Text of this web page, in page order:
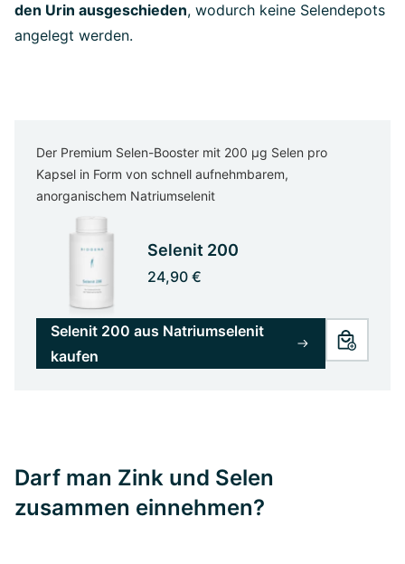
den Urin ausgeschieden, wodurch keine Selendepots
angelegt werden.
Der Premium Selen-Booster mit 200 µg Selen pro
Kapsel in Form von schnell aufnehmbarem,
anorganischem Natriumselenit
Selenit 200
24,90 €
Selenit 200 aus Natriumselenit
kaufen
Darf man Zink und Selen
zusammen einnehmen?